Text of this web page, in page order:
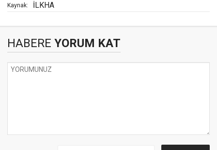
Kaynak: İLKHA
HABERE YORUM KAT